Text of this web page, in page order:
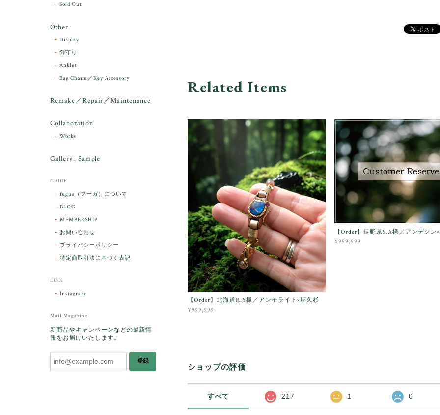
Related Items
【Order】北海道R.Y様／アンモライト×屋久杉
¥999,999
【Order】長野県S.A様／アンデシン
¥999,999
ショップの評価
すべて 217 1 0
Sold Out
Other
Display
御守り
Anklet
Bag Charm／Key Accessory
Remake／Repair／Maintenance
Collaboration
Works
Gallery_ Sample
GUIDE
fugue（フーガ）について
BLOG
MEMBERSHIP
お問い合わせ
プライバシーポリシー
特定商取引法に基づく表記
LINK
Instagram
Mail Magazine
新商品やキャンペーンなどの最新情
報をお届けいたします。
登録